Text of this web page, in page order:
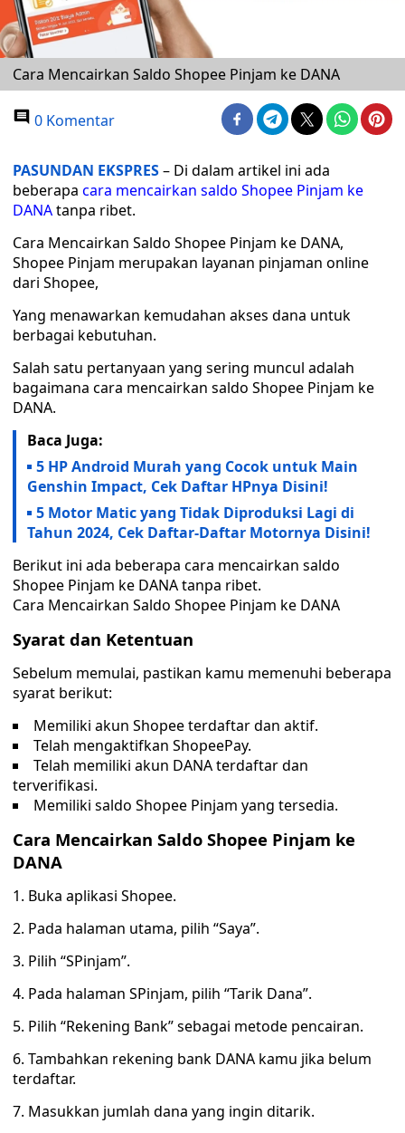
Cara Mencairkan Saldo Shopee Pinjam ke DANA
0 Komentar
PASUNDAN EKSPRES– Di dalam artikel ini ada
beberapa cara mencairkan saldo Shopee Pinjam ke
DANAtanpa ribet.
Cara Mencairkan Saldo Shopee Pinjam ke DANA,
Shopee Pinjam merupakan layanan pinjaman online
dari Shopee,
Yang menawarkan kemudahan akses dana untuk
berbagai kebutuhan.
Salah satu pertanyaan yang sering muncul adalah
bagaimana cara mencairkan saldo Shopee Pinjam ke
DANA.
Baca Juga:
5 HP Android Murah yang Cocok untuk Main
Genshin Impact, Cek Daftar HPnya Disini!
5 Motor Matic yang Tidak Diproduksi Lagi di
Tahun 2024, Cek Daftar-Daftar Motornya Disini!
Berikut ini ada beberapa cara mencairkan saldo
Shopee Pinjam ke DANA tanpa ribet.
Cara Mencairkan Saldo Shopee Pinjam ke DANA
Syarat dan Ketentuan
Sebelum memulai, pastikan kamu memenuhi beberapa
syarat berikut:
Memiliki akun Shopee terdaftar dan aktif.
Telah mengaktifkan ShopeePay.
Telah memiliki akun DANA terdaftar dan
terverifikasi.
Memiliki saldo Shopee Pinjam yang tersedia.
Cara Mencairkan Saldo Shopee Pinjam ke
DANA
1. Buka aplikasi Shopee.
2. Pada halaman utama, pilih “Saya”.
3. Pilih “SPinjam”.
4. Pada halaman SPinjam, pilih “Tarik Dana”.
5. Pilih “Rekening Bank” sebagai metode pencairan.
6. Tambahkan rekening bank DANA kamu jika belum
terdaftar.
7. Masukkan jumlah dana yang ingin ditarik.